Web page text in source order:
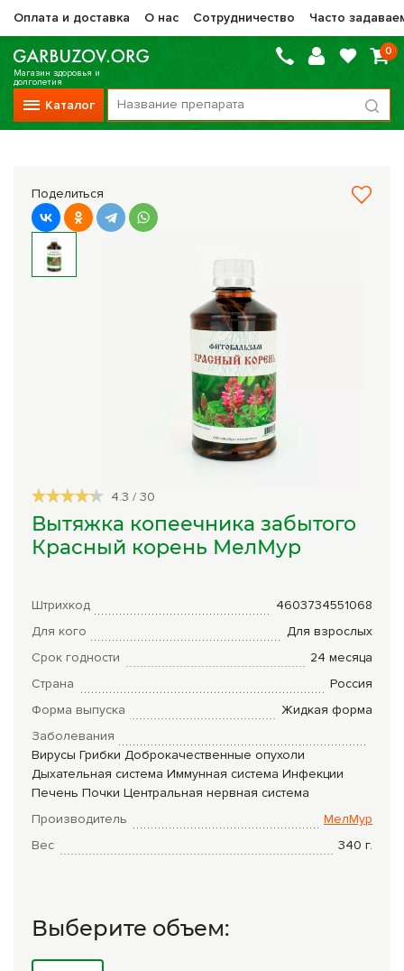
Оплата и доставка О нас Сотрудничество Часто
Магазин здоровья и
долголетия
Каталог
0
Препараты НТК Жизненная Сила
Сашера-Мед
Препараты при онкологии
Прочие фитопрепараты
Травяной чай
Специи
Натуральные растительные масла
Лечебные мази
Средства личной гигиены
Приборы лечебные
Книги Гарбузова Г.А.
Комплексные программы лечения
Поделиться
4.3 / 30
Вытяжка копеечника забытого
Красный корень МелМур
Штрихкод
4603734551068
Для кого
Для взрослых
Срок годности
24 месяца
Страна
Россия
Форма выпуска
Жидкая форма
Заболевания
Вирусы Грибки Доброкачественные опухоли
Дыхательная система Иммунная система Инфекции
Печень Почки Центральная нервная система
Производитель
МелМур
Вес
340 г.
Выберите объем: